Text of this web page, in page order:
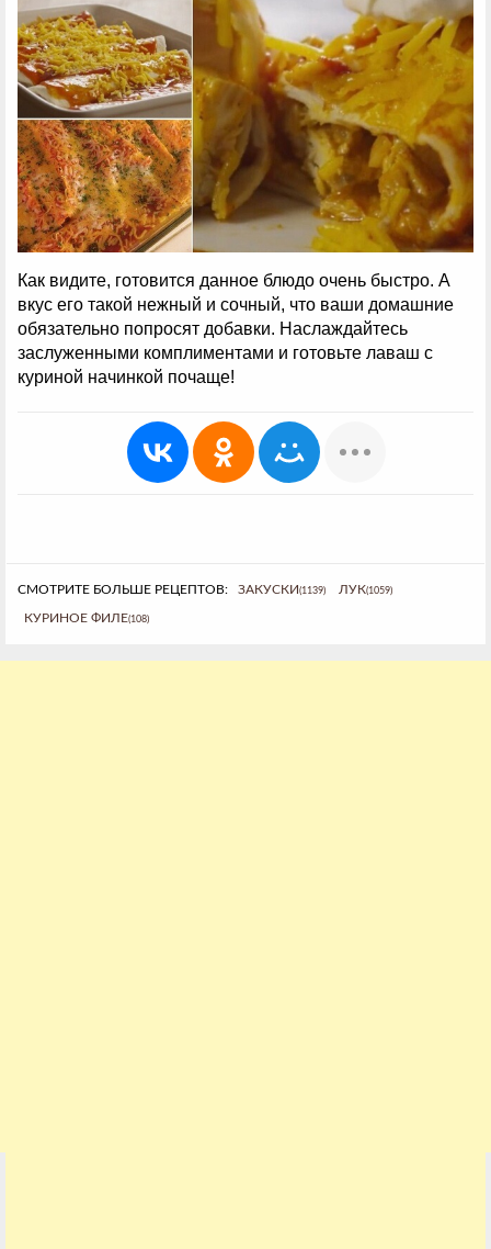
Как видите, готовится данное блюдо очень быстро. А
вкус его такой нежный и сочный, что ваши домашние
обязательно попросят добавки. Наслаждайтесь
заслуженными комплиментами и готовьте лаваш с
куриной начинкой почаще!
СМОТРИТЕ БОЛЬШЕ РЕЦЕПТОВ: ЗАКУСКИ(1139) ЛУК(1059)
КУРИНОЕ ФИЛЕ(108)